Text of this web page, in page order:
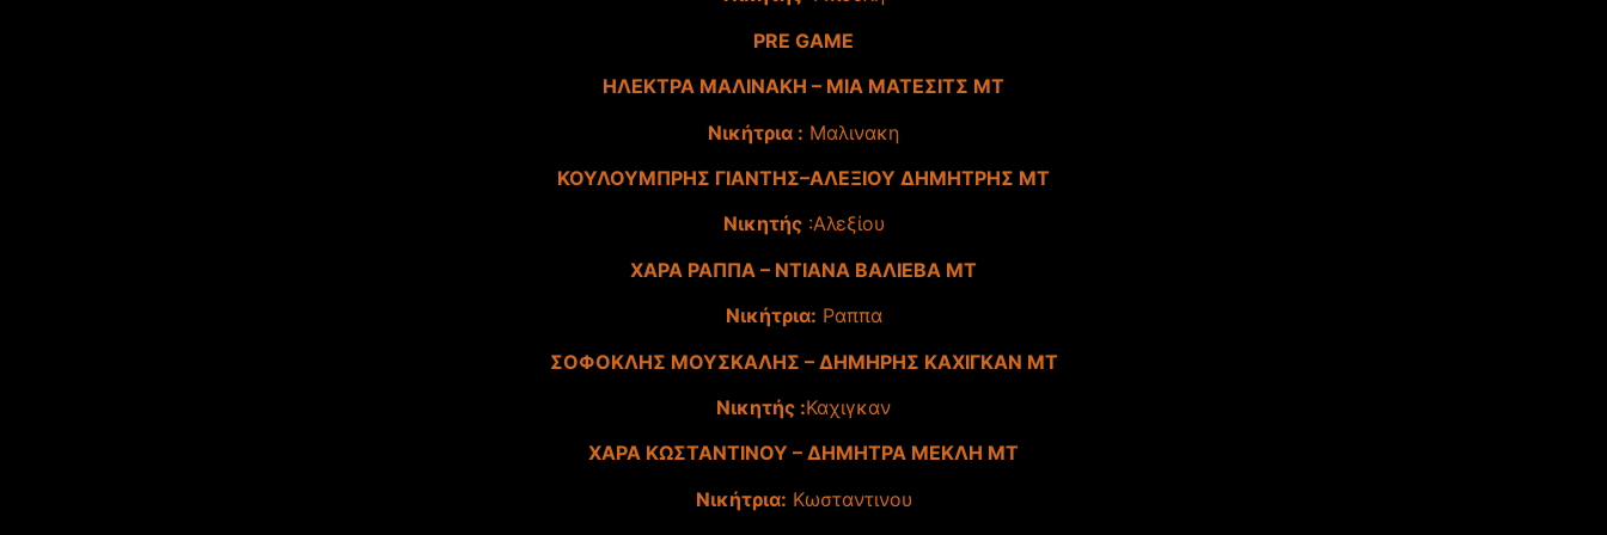
PRE GAME
ΗΛΕΚΤΡΑ ΜΑΛΙΝΑΚΗ – ΜΙΑ ΜΑΤΕΣΙΤΣ ΜΤ
Νικήτρια : Μαλινακη
ΚΟΥΛΟΥΜΠΡΗΣ ΓΙΑΝΤΗΣ–ΑΛΕΞΙΟΥ ΔΗΜΗΤΡΗΣ ΜΤ
Νικητής:Αλεξίου
ΧΑΡΑ ΡΑΠΠΑ – ΝΤΙΑΝΑ ΒΑΛΙΕΒΑ ΜΤ
Νικήτρια: Ραππα
ΣΟΦΟΚΛΗΣ ΜΟΥΣΚΑΛΗΣ – ΔΗΜΗΡΗΣ ΚΑΧΙΓΚΑΝ ΜΤ
Νικητής :Καχιγκαν
ΧΑΡΑ ΚΩΣΤΑΝΤΙΝΟΥ – ΔΗΜΗΤΡΑ ΜΕΚΛΗ ΜΤ
Νικήτρια: Κωσταντινου